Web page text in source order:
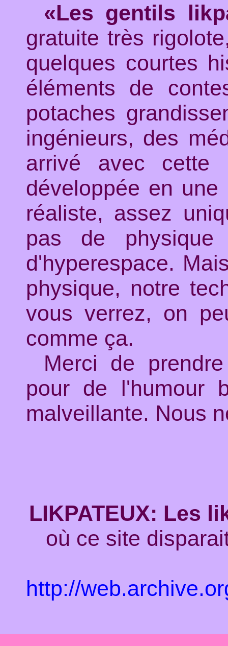
«Les gentils
gratuite très
quelques courtes
éléments de
potaches
ingénieurs, des
arrivé avec
développée en
réaliste, assez
pas de physique
d'hyperespace.
physique, notre
vous verrez, on
comme ça.
Merci de
pour de l'humour
malveillante. Nous
LIKPATEUX: Les
où ce site
http://